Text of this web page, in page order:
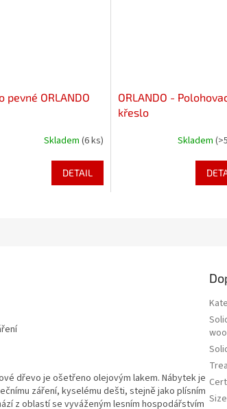
pevné ORLANDO
Skladem (6 ks)
DETAIL
ORLANDO -
křeslo
Skladem
dřevo je ošetřeno olejovým lakem. Nábytek je
záření, kyselému dešti, stejně jako plísním
z oblastí se vyváženým lesním hospodářstvím Size